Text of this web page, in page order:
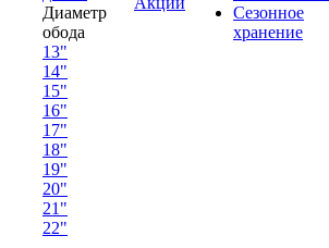
Диаметр
обода
13"
14"
15"
16"
17"
18"
19"
20"
21"
22"
Сезонное
хранение